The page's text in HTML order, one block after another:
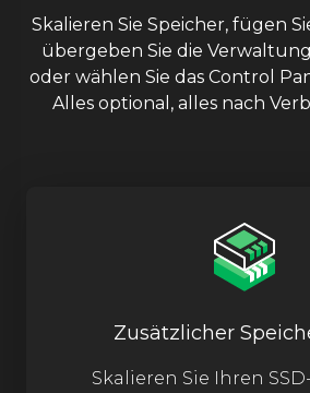
Skalieren Sie Speicher, fügen
übergeben Sie die
oder wählen Sie das Control
Alles optional, alles nach
Zusätzlicher
Skalieren Sie Ihren